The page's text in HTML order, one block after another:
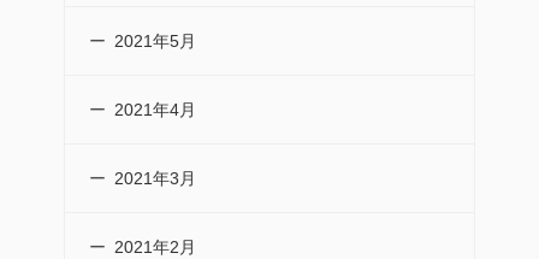
2021年5月
2021年4月
2021年3月
2021年2月